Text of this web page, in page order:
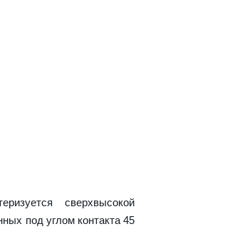
сверхвысокой
под углом контакта 45